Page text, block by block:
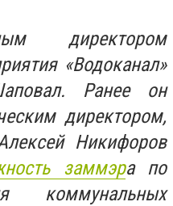
директором
«Водоканал»
Ранее он
директором,
Никифоров
заммэра по
коммунальных